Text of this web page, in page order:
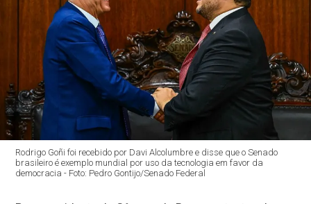
Rodrigo Goñi foi recebido por Davi Alcolumbre e disse que o Senado
brasileiro é exemplo mundial por uso da tecnologia em favor da
democracia - Foto: Pedro Gontijo/Senado Federal